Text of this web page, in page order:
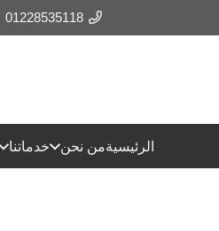
01228535118
الرئيسيةمن نحن خدماتنا